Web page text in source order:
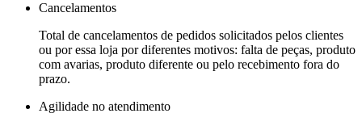
Cancelamentos
Total de cancelamentos de pedidos solicitados pelos clientes
ou por essa loja por diferentes motivos: falta de peças, produto
com avarias, produto diferente ou pelo recebimento fora do
prazo.
Agilidade no atendimento